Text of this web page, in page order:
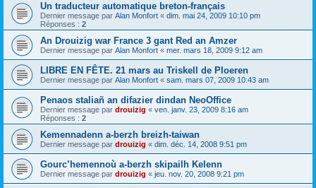
Un traducteur automatique breton-français
Dernier message par Alan Monfort « dim. mai 24, 2009 10:10 pm
Réponses : 2
An Drouizig war France 3 gant Red an Amzer
Dernier message par Alan Monfort « mer. mars 18, 2009 9:12 am
LIBRE EN FÊTE. 21 mars au Triskell de Ploeren
Dernier message par Alan Monfort « sam. mars 07, 2009 10:43 am
Penaos staliañ an difazier dindan NeoOffice
Dernier message par drouizig « ven. janv. 23, 2009 8:16 am
Réponses : 2
Kemennadenn a-berzh breizh-taiwan
Dernier message par drouizig « dim. déc. 14, 2008 9:51 pm
Gourc’hemennoù a-berzh skipailh Kelenn
Dernier message par drouizig « jeu. nov. 20, 2008 9:21 pm